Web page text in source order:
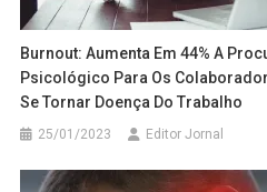
Burnout: Aumenta Em 44% A
Psicológico Para Os
Se Tornar Doença Do Trabalho
25/01/2023 Editor Jornal